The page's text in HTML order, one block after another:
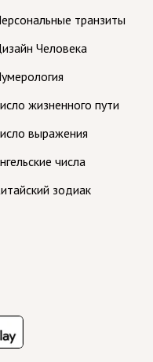
транзиты
Человека
жизненного пути
выражения
числа
зодиак